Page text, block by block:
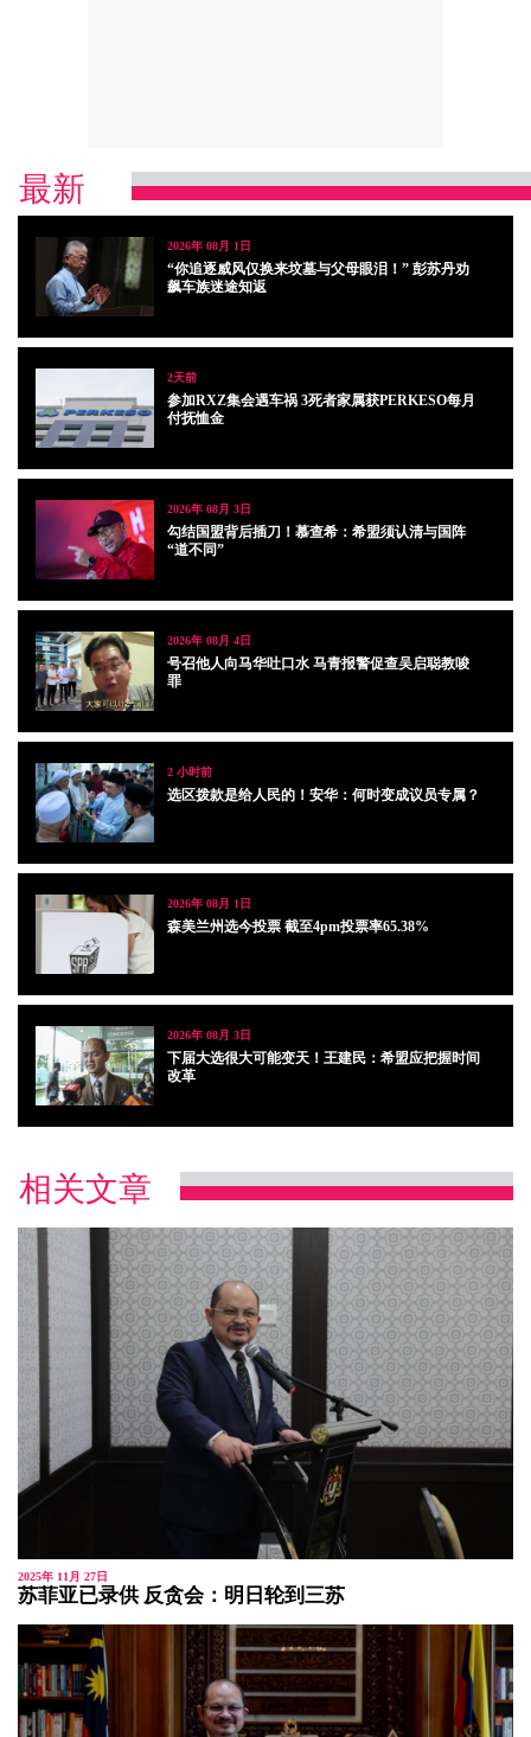
最新
2026年 08月 1日
“你追逐威风仅换来坟墓与父母眼泪！” 彭苏丹劝
飙车族迷途知返
2天前
参加RXZ集会遇车祸 3死者家属获PERKESO每月
付抚恤金
2026年 08月 3日
勾结国盟背后插刀！慕查希：希盟须认清与国阵
“道不同”
2026年 08月 4日
号召他人向马华吐口水 马青报警促查吴启聪教唆
罪
2 小时前
选区拨款是给人民的！安华：何时变成议员专属？
2026年 08月 1日
森美兰州选今投票 截至4pm投票率65.38%
2026年 08月 3日
下届大选很大可能变天！王建民：希盟应把握时间
改革
相关文章
2025年 11月 27日
苏菲亚已录供 反贪会：明日轮到三苏